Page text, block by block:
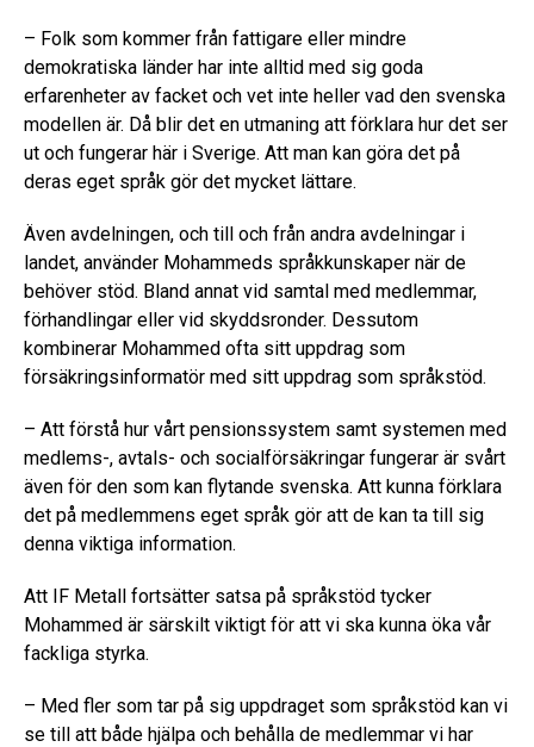
– Folk som kommer från fattigare eller mindre
demokratiska länder har inte alltid med sig goda
erfarenheter av facket och vet inte heller vad den svenska
modellen är. Då blir det en utmaning att förklara hur det ser
ut och fungerar här i Sverige. Att man kan göra det på
deras eget språk gör det mycket lättare.
Även avdelningen, och till och från andra avdelningar i
landet, använder Mohammeds språkkunskaper när de
behöver stöd. Bland annat vid samtal med medlemmar,
förhandlingar eller vid skyddsronder. Dessutom
kombinerar Mohammed ofta sitt uppdrag som
försäkringsinformatör med sitt uppdrag som språkstöd.
– Att förstå hur vårt pensionssystem samt systemen med
medlems-, avtals- och socialförsäkringar fungerar är svårt
även för den som kan flytande svenska. Att kunna förklara
det på medlemmens eget språk gör att de kan ta till sig
denna viktiga information.
Att IF Metall fortsätter satsa på språkstöd tycker
Mohammed är särskilt viktigt för att vi ska kunna öka vår
fackliga styrka.
– Med fler som tar på sig uppdraget som språkstöd kan vi
se till att både hjälpa och behålla de medlemmar vi har